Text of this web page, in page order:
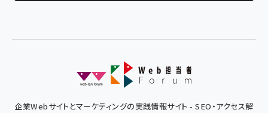
企業Webサイトとマーケティングの実践情報サイト - SEO・アクセス解